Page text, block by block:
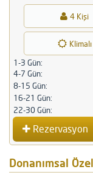
4 Kişi
Klimalı
1-3 Gün:
4-7 Gün:
8-15 Gün:
16-21 Gün:
22-30 Gün:
Rezervasyon
Donanımsal